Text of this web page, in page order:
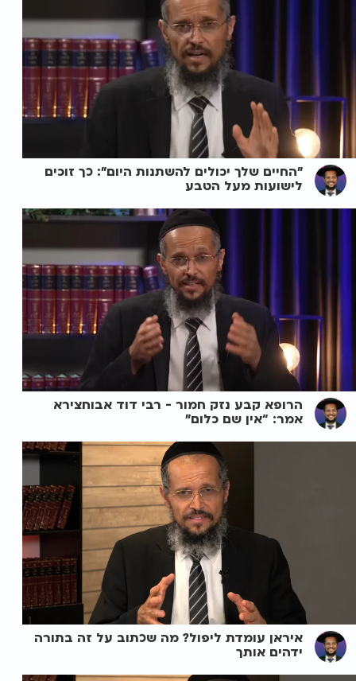
"החיים שלך יכולים להשתנות היום": כך זוכים
לישועות מעל הטבע
הרופא קבע נזק חמור - רבי דוד אבוחצירא
אמר: “אין שם כלום”
איראן עומדת ליפול? מה שכתוב על זה בתורה
ידהים אותך